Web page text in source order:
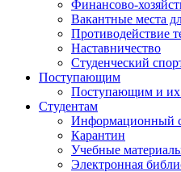
Финансово-
Вакантные места
Противодействие
Наставничество
Студенческий
Поступающим
Поступающим и их
Студентам
Информационный
Карантин
Учебные
Электронная